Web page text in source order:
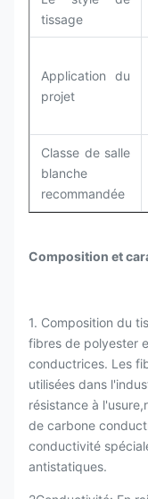
tissage
Application du
projet
Classe de salle
blanche
recommandée
Composition et
1. Composition du
fibres de polyester
conductrices. Les
utilisées dans
résistance à
de carbone
conductivité
antistatiques.